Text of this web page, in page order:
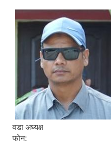
वडा अध्यक्ष
फोन: